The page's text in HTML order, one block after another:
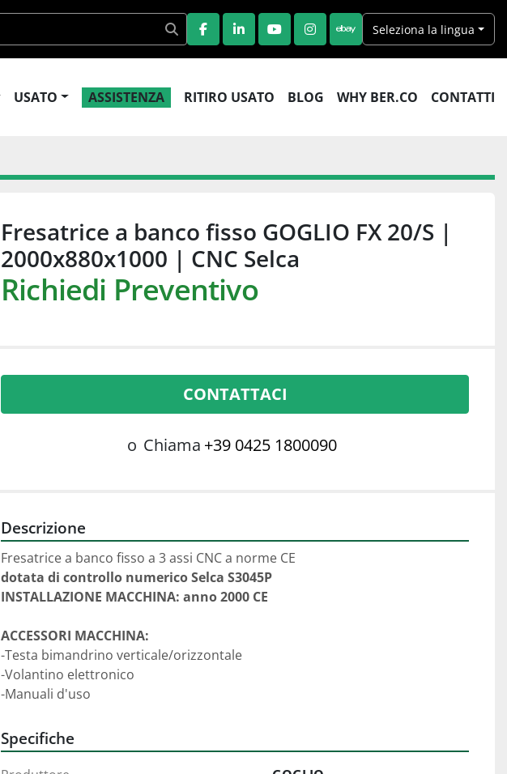
FACEBOOK
LINKEDINYOUTUBEINSTAGRAM
EBAYSeleziona la lingua
USATO ASSISTENZA RITIRO USATO BLOG WHY BER.CO CONTATTI
Fresatrice a banco fisso GOGLIO FX 20/S |
2000x880x1000 | CNC Selca
Richiedi Preventivo
CONTATTACI
o Chiama +39 0425 1800090
Descrizione
Fresatrice a banco fisso a 3 assi CNC a norme CE
dotata di controllo numerico Selca S3045P
INSTALLAZIONE MACCHINA: anno 2000 CE
ACCESSORI MACCHINA:
-Testa bimandrino verticale/orizzontale
-Volantino elettronico
-Manuali d'uso
Specifiche